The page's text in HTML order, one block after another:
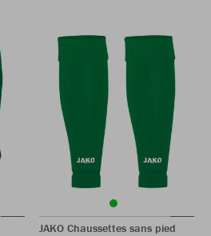
JAKO Chaussettes sans pied